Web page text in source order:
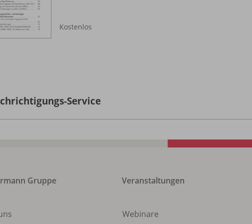
Kostenlos
Service
Gruppe Veranstaltungen
Webinare